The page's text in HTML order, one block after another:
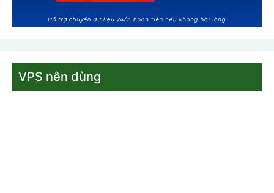
VPS nên dùng